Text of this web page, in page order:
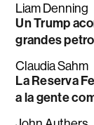
Liam Denning
Un Trump
grandes
Claudia Sahm
La Reserva
a la gente